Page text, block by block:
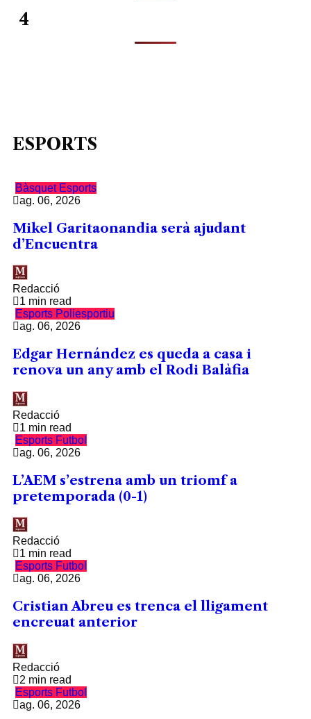
4
ESPORTS
Bàsquet Esports
ag. 06, 2026
Mikel Garitaonandia serà ajudant
d’Encuentra
Redacció
1 min read
Esports Poliesportiu
ag. 06, 2026
Edgar Hernández es queda a casa i
renova un any amb el Rodi Balàfia
Redacció
1 min read
Esports Futbol
ag. 06, 2026
L’AEM s’estrena amb un triomf a
pretemporada (0-1)
Redacció
1 min read
Esports Futbol
ag. 06, 2026
Cristian Abreu es trenca el lligament
encreuat anterior
Redacció
2 min read
Esports Futbol
ag. 06, 2026